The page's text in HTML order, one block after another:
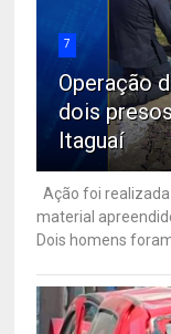
7
Operação
dois
Itaguaí
Ação foi realizada
material
Dois homens foram